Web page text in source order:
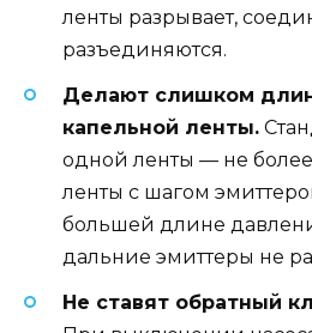
ленты разрывает,
разъединяются.
Делают слишком
капельной ленты.
одной ленты — не
ленты с шагом
большей длине
дальние эмиттеры не
Не ставят обратный